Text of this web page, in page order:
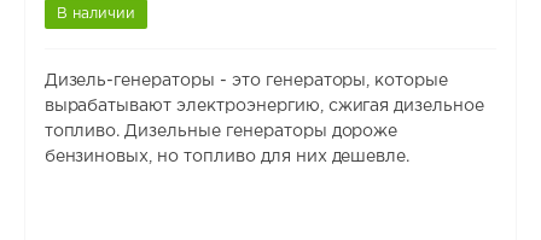
В наличии
Дизель-генераторы - это генераторы, которые
вырабатывают электроэнергию, сжигая дизельное
топливо. Дизельные генераторы дороже
бензиновых, но топливо для них дешевле.